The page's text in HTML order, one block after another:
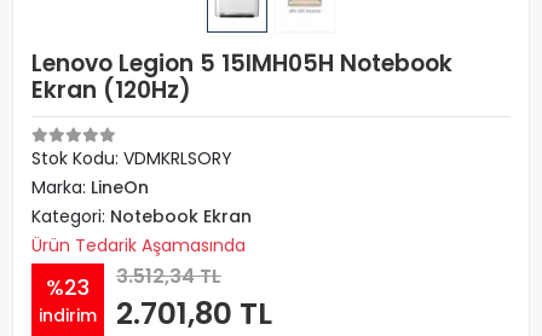
Lenovo Legion 5 15IMH05H Notebook
Ekran (120Hz)
Stok Kodu: VDMKRLSORY
Marka: LineOn
Kategori: Notebook Ekran
Ürün Tedarik Aşamasında
%23
indirim
3.512,34 TL
2.701,80 TL